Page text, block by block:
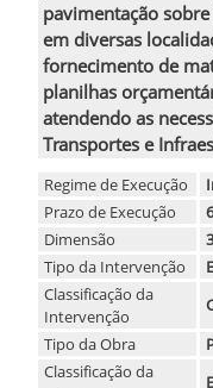
pavimentação
em diversas
fornecimento de
planilhas
atendendo as
Transportes e
Regime de Execução
Prazo de Execução
Dimensão
Tipo da Intervenção
Classificação da
Intervenção
Tipo da Obra
Classificação da